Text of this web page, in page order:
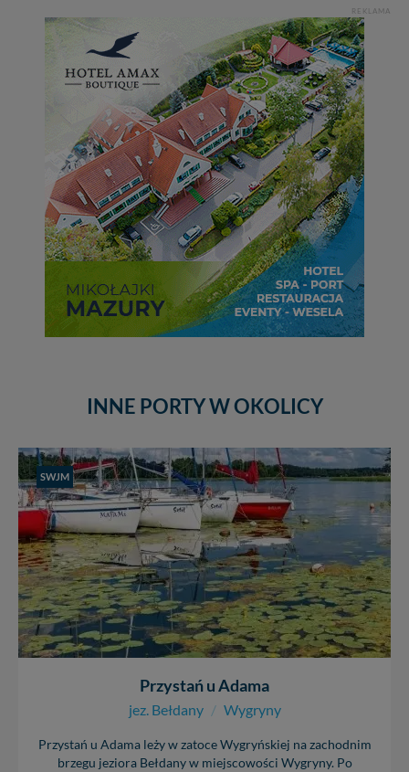
REKLAMA
INNE PORTY W OKOLICY
SWJM
Przystań u Adama
jez. Bełdany / Wygryny
Przystań u Adama leży w zatoce Wygryńskiej na zachodnim
brzegu jeziora Bełdany w miejscowości Wygryny. Po